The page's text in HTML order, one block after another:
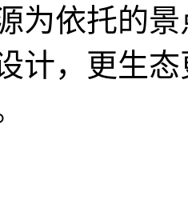
为依托的
计，更生